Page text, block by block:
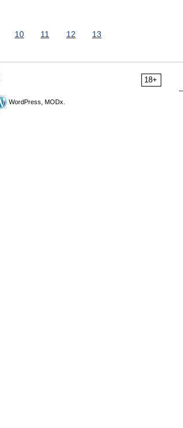
10 11 12 13
18+
WordPress, MODx.